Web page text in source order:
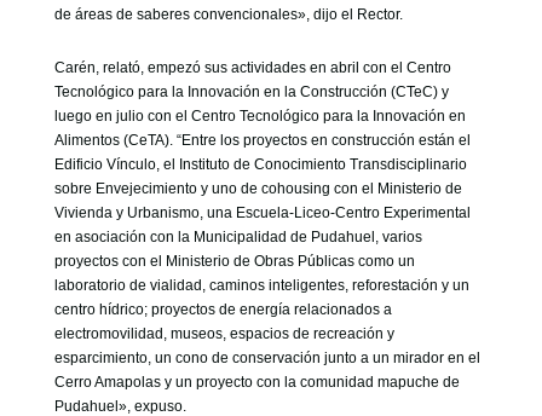
de áreas de saberes convencionales», dijo el Rector.
Carén, relató, empezó sus actividades en abril con el Centro
Tecnológico para la Innovación en la Construcción (CTeC) y
luego en julio con el Centro Tecnológico para la Innovación en
Alimentos (CeTA). “Entre los proyectos en construcción están el
Edificio Vínculo, el Instituto de Conocimiento Transdisciplinario
sobre Envejecimiento y uno de cohousing con el Ministerio de
Vivienda y Urbanismo, una Escuela-Liceo-Centro Experimental
en asociación con la Municipalidad de Pudahuel, varios
proyectos con el Ministerio de Obras Públicas como un
laboratorio de vialidad, caminos inteligentes, reforestación y un
centro hídrico; proyectos de energía relacionados a
electromovilidad, museos, espacios de recreación y
esparcimiento, un cono de conservación junto a un mirador en el
Cerro Amapolas y un proyecto con la comunidad mapuche de
Pudahuel», expuso.